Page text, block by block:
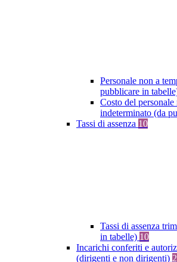
Personale non a
pubblicare in
Costo del personale
indeterminato (da
Tassi di assenza 10
Tassi di assenza
in tabelle) 10
Incarichi conferiti e
(dirigenti e non dirigenti)